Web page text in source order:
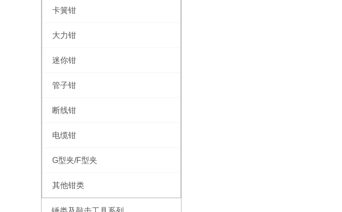
卡簧钳
大力钳
迷你钳
管子钳
断线钳
电缆钳
G型夹/F型夹
其他钳类